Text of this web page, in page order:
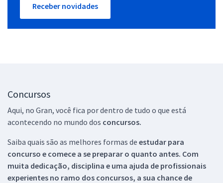
Receber novidades
Concursos
Aqui, no Gran, você fica por dentro de tudo o que está
acontecendo no mundo dos concursos.
Saiba quais são as melhores formas de estudar para
concurso e comece a se preparar o quanto antes. Com
muita dedicação, disciplina e uma ajuda de profissionais
experientes no ramo dos concursos, a sua chance de